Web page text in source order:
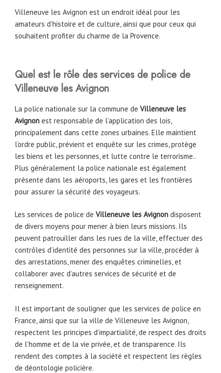
Villeneuve les Avignon est un endroit idéal pour les
amateurs d’histoire et de culture, ainsi que pour ceux qui
souhaitent profiter du charme de la Provence.
Quel est le rôle des services de police de
Villeneuve les Avignon
La police nationale sur la commune de Villeneuve les
Avignon est responsable de l’application des lois,
principalement dans cette zones urbaines. Elle maintient
l’ordre public, prévient et enquête sur les crimes, protège
les biens et les personnes, et lutte contre le terrorisme..
Plus généralement la police nationale est également
présente dans les aéroports, les gares et les frontières
pour assurer la sécurité des voyageurs.
Les services de police de Villeneuve les Avignon disposent
de divers moyens pour mener à bien leurs missions. Ils
peuvent patrouiller dans les rues de la ville, effectuer des
contrôles d’identité des personnes sur la ville, procéder à
des arrestations, mener des enquêtes criminelles, et
collaborer avec d’autres services de sécurité et de
renseignement.
Il est important de souligner que les services de police en
France, ainsi que sur la ville de Villeneuve les Avignon,
respectent les principes d’impartialité, de respect des droits
de l’homme et de la vie privée, et de transparence. Ils
rendent des comptes à la société et respectent les règles
de déontologie policière.